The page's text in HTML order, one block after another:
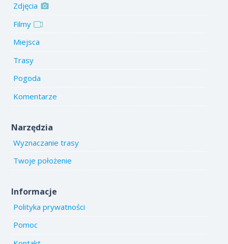
Zdjęcia
Filmy
Miejsca
Trasy
Pogoda
Komentarze
Narzędzia
Wyznaczanie trasy
Twoje położenie
Informacje
Polityka prywatności
Pomoc